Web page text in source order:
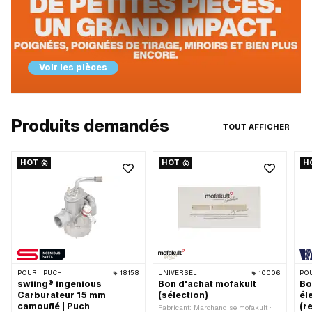
Voir les pièces
Produits demandés TOUT AFFICHER
HOT
POUR : PUCH 18158
swiing® ingenious
Carburateur 15 mm
camouflé | Puch
HOT
UNIVERSEL 10006
Bon d'achat mofakult
(sélection)
Fabricant: Marchandise mofakult ·